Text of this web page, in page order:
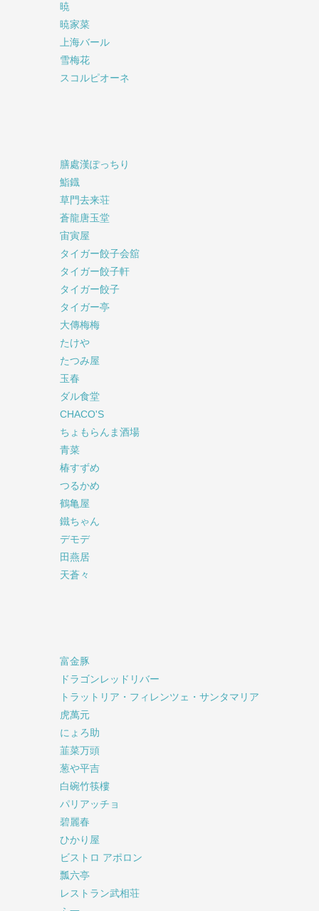
暁
暁家菜
上海バール
雪梅花
スコルピオーネ
膳處漢ぽっちり
鮨鐡
草門去来荘
蒼龍唐玉堂
宙寅屋
タイガー餃子会舘
タイガー餃子軒
タイガー餃子
タイガー亭
大傳梅梅
たけや
たつみ屋
玉春
ダル食堂
CHACO'S
ちょもらんま酒場
青菜
椿すずめ
つるかめ
鶴亀屋
鐵ちゃん
デモデ
田燕居
天蒼々
富金豚
ドラゴンレッドリバー
トラットリア・フィレンツェ・サンタマリア
虎萬元
にょろ助
韮菜万頭
葱や平吉
白碗竹筷樓
パリアッチョ
碧麗春
ひかり屋
ビストロ アポロン
瓢六亭
レストラン武相荘